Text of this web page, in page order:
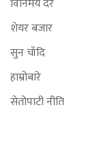
विनिमय दर
शेयर बजार
सुन चाँदि
हाम्रोबारे
सेतोपाटी नीति